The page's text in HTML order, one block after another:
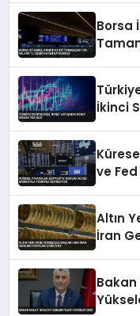
Borsa
İkinci
ve
Altın
İran